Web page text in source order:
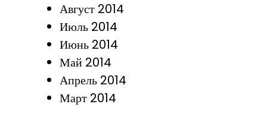
Август 2014
Июль 2014
Июнь 2014
Май 2014
Апрель 2014
Март 2014